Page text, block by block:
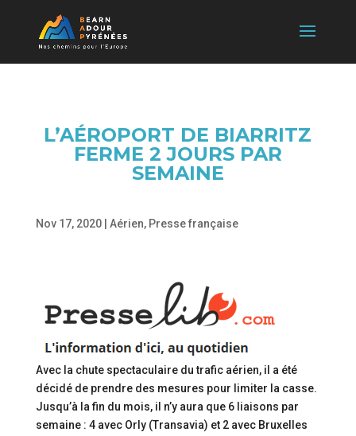
L’AÉROPORT DE BIARRITZ
FERME 2 JOURS PAR
SEMAINE
Nov 17, 2020| Aérien, Presse française
Avec la chute spectaculaire du trafic aérien, il a été
décidé de prendre des mesures pour limiter la casse.
Jusqu’à la fin du mois, il n’y aura que 6 liaisons par
semaine : 4 avec Orly (Transavia) et 2 avec Bruxelles